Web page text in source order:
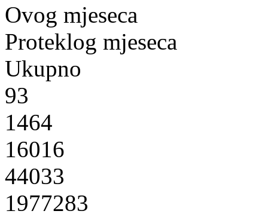
Ovog mjeseca
Proteklog mjeseca
Ukupno
93
1464
16016
44033
1977283